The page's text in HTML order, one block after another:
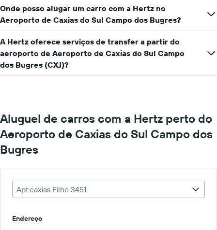
Onde posso alugar um carro com a Hertz no
Aeroporto de Caxias do Sul Campo dos Bugres?
A Hertz oferece serviços de transfer a partir do
aeroporto de Aeroporto de Caxias do Sul Campo
dos Bugres (CXJ)?
Aluguel de carros com a Hertz perto do
Aeroporto de Caxias do Sul Campo dos
Bugres
Apt.caxias Filho 3451
Endereço